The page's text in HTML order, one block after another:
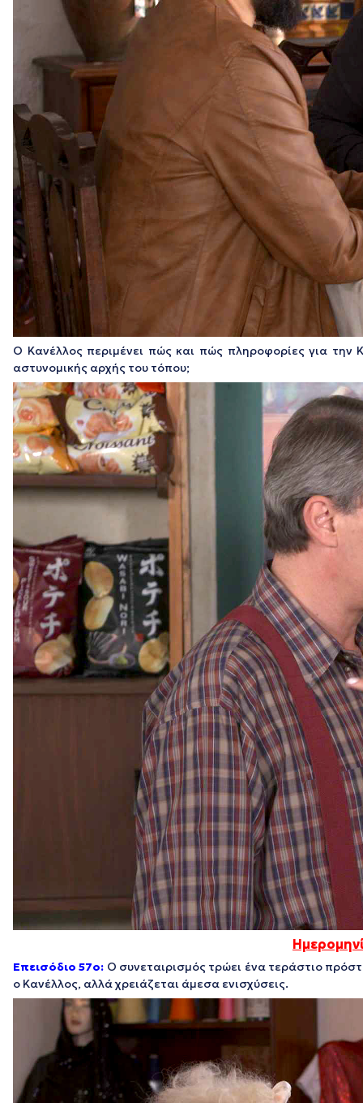
Ο Κανέλλος περιμένει πώς και πώς πληροφορίες για
αστυνομικής αρχής του τόπου;
Επεισόδιο 57ο: Ο συνεταιρισμός τρώει ένα τεράστιο
ο Κανέλλος, αλλά χρειάζεται άμεσα ενισχύσεις.